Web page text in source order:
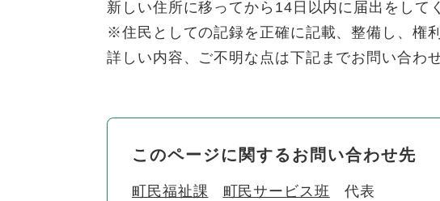
新しい住所に移ってから14日以内に届出をし
※住民としての記録を正確に記載、整備し、権
詳しい内容、ご不明な点は下記までお問い合わ
このページに関するお問い合わせ先
町民福祉課 町民サービス班 代表